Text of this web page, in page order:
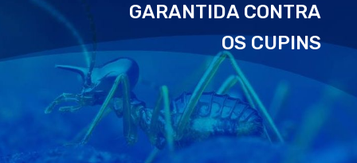
GARANTIDA CONTRA
OS CUPINS